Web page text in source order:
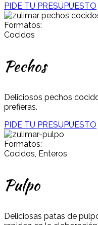
PIDE TU PRESUPUESTO
Formatos:
Cocidos
Pechos
Deliciosos pechos
prefieras.
PIDE TU PRESUPUESTO
Formatos:
Cocidos, Enteros
Pulpo
Deliciosas patas de